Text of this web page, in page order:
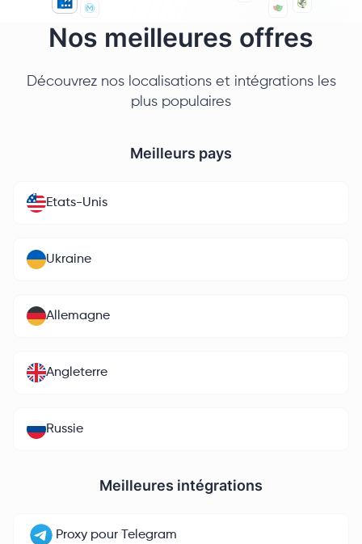
Nos meilleures offres
Découvrez nos localisations et intégrations les
plus populaires
Meilleurs pays
Etats-Unis
Ukraine
Allemagne
Angleterre
Russie
Meilleures intégrations
Proxy pour Telegram